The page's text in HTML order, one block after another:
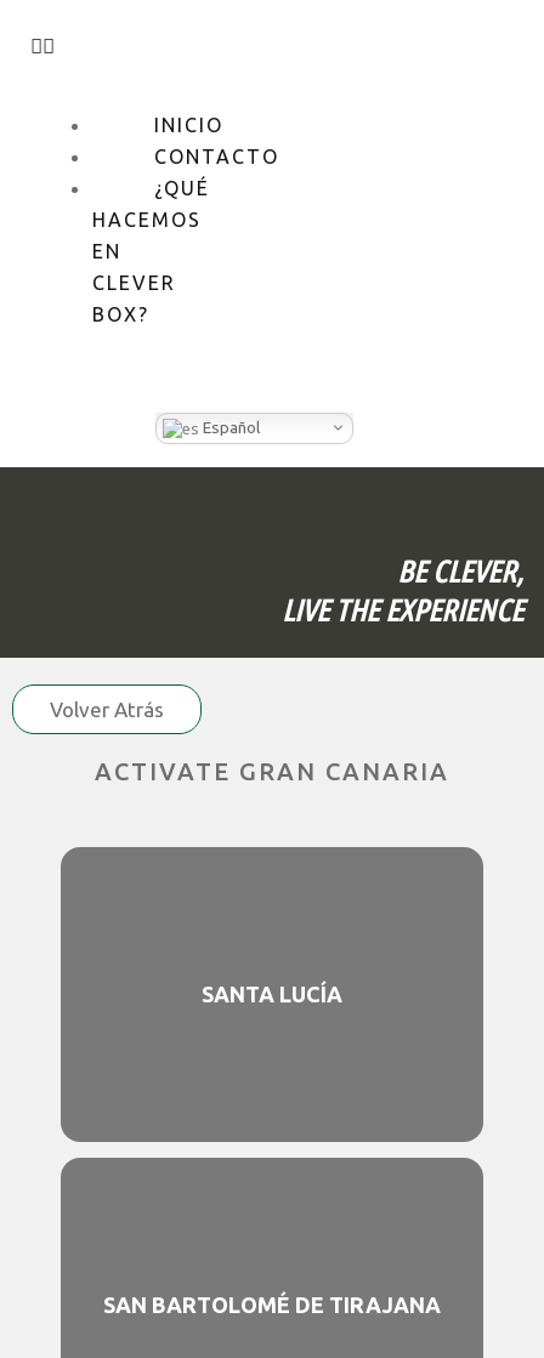
INICIO
CONTACTO
¿QUÉ
HACEMOS
EN
CLEVER
BOX?
Español
BE CLEVER,
LIVE THE EXPERIENCE
Volver Atrás
ACTIVATE GRAN CANARIA
SANTA LUCÍA
SAN BARTOLOMÉ DE TIRAJANA